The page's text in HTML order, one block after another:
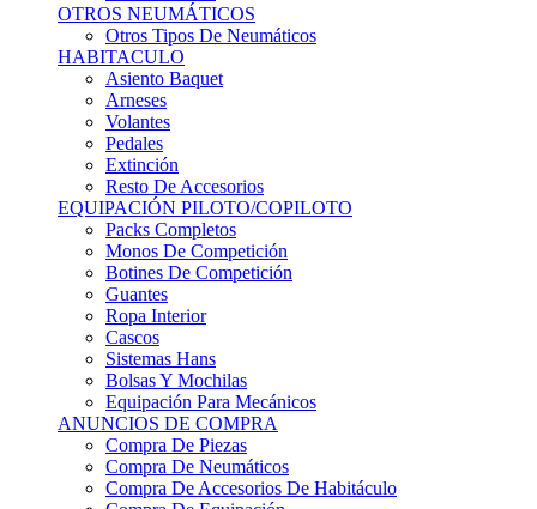
Otros Tipos De Neumáticos
HABITACULO
Asiento Baquet
Arneses
Volantes
Pedales
Extinción
Resto De Accesorios
EQUIPACIÓN PILOTO/COPILOTO
Packs Completos
Monos De Competición
Botines De Competición
Guantes
Ropa Interior
Cascos
Sistemas Hans
Bolsas Y Mochilas
Equipación Para Mecánicos
ANUNCIOS DE COMPRA
Compra De Piezas
Compra De Neumáticos
Compra De Accesorios De Habitáculo
Compra De Equipación
VEHÍCULOS CLÁSICOS